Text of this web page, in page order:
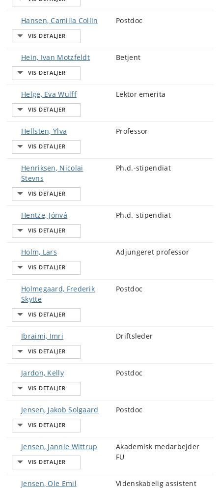
Hansen, Camilla Collin Postdoc
Hein, Ivan Motzfeldt Betjent
Helge, Eva Wulff Lektor emerita
Hellsten, Ylva Professor
Henriksen, Nicolai
Stevns
Ph.d.-stipendiat
Hentze, Jónvá Ph.d.-stipendiat
Holm, Lars Adjungeret professor
Holmegaard, Frederik
Skytte
Postdoc
Ibraimi, Imri Driftsleder
Jardon, Kelly Postdoc
Jensen, Jakob Solgaard Postdoc
Jensen, Jannie Wittrup
Akademisk medarbejder
FU
Jensen, Ole Emil Videnskabelig assistent